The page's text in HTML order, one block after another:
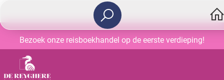
Bezoek onze reisboekhandel op de eerste verdieping!